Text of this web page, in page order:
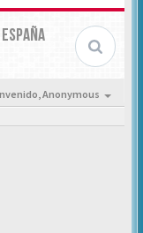
Anonymous